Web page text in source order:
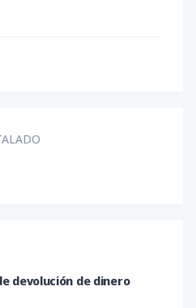
devolución de dinero